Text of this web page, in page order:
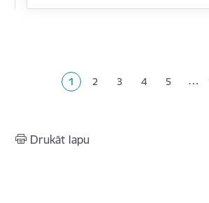
Pašreizējā lapa
1 Lapa
2 Lapa
3 Lapa
4 Lapa
5 …
Drukāt lapu